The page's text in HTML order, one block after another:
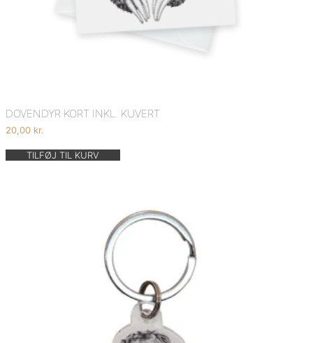
DOVENDYR KORT INKL. KUVERT
20,00 kr.
TILFØJ TIL KURV